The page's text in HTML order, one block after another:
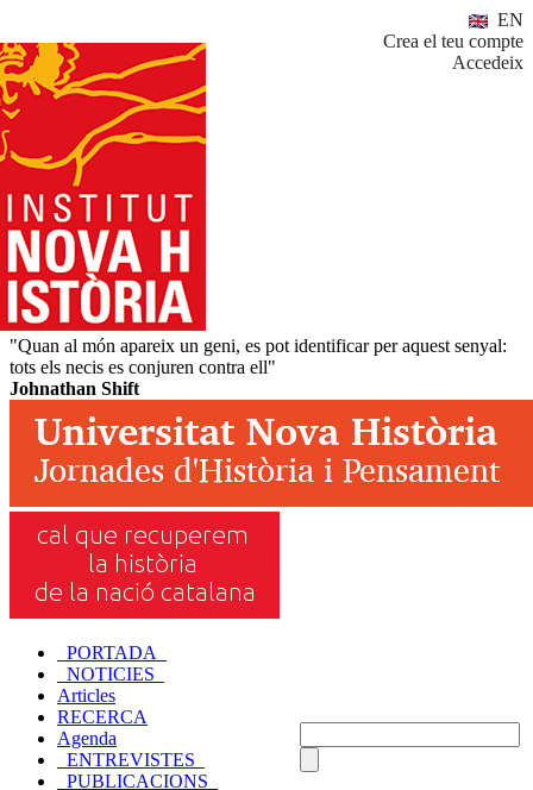
EN
Crea el teu compte
Accedeix
"Quan al món apareix un geni, es pot identificar per aquest senyal:
tots els necis es conjuren contra ell"
Johnathan Shift
_PORTADA_
_NOTICIES_
Articles
RECERCA
Agenda
_ENTREVISTES_
_PUBLICACIONS_